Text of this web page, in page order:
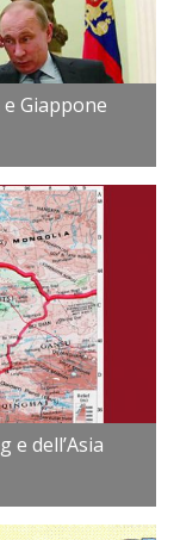
Giappone
e dell’Asia